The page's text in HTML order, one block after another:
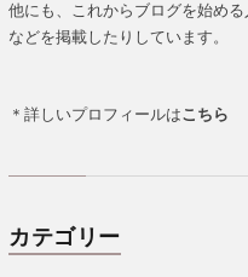
他にも、これからブログを始め
などを掲載したりしています。
＊詳しいプロフィールはこちら
カテゴリー